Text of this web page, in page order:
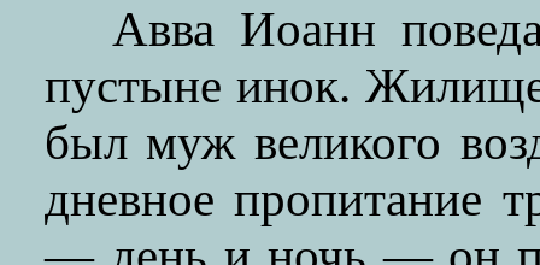
Авва Иоанн
пустыне инок.
был муж великого
дневное пропитание